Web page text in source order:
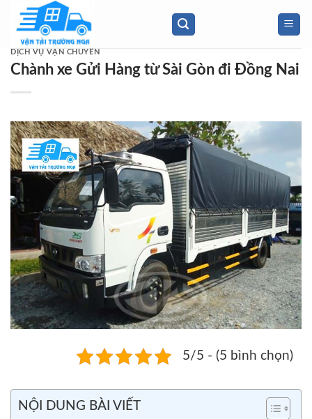
content
DỊCH VỤ VẬN CHUYỂN
Chành xe Gửi Hàng từ Sài Gòn đi Đồng Nai
5/5 - (5 bình chọn)
NỘI DUNG BÀI VIẾT